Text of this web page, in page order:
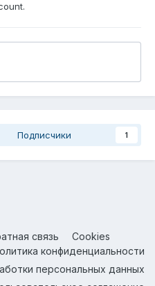
Подписчики 1
связь
Cookies
конфиденциальности
персональных данных